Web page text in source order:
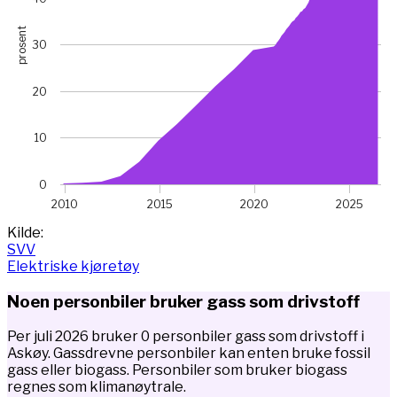
prosent
2010 2015 2020 2025
0
10
20
30
End of interactive chart.
Kilde:
SVV
Elektriske kjøretøy
Noen personbiler bruker gass som drivstoff
Per juli 2026 bruker 0 personbiler gass som drivstoff i
Askøy. Gassdrevne personbiler kan enten bruke fossil
gass eller biogass. Personbiler som bruker biogass
regnes som klimanøytrale.